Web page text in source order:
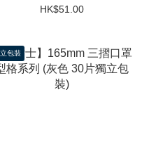
HK$51.00
包裝